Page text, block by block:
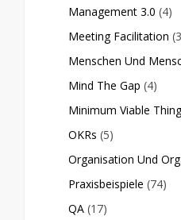
Management 3.0 (4)
Meeting Facilitation
Menschen Und
Mind The Gap (4)
Minimum Viable
OKRs (5)
Organisation Und
Praxisbeispiele (74)
QA (17)